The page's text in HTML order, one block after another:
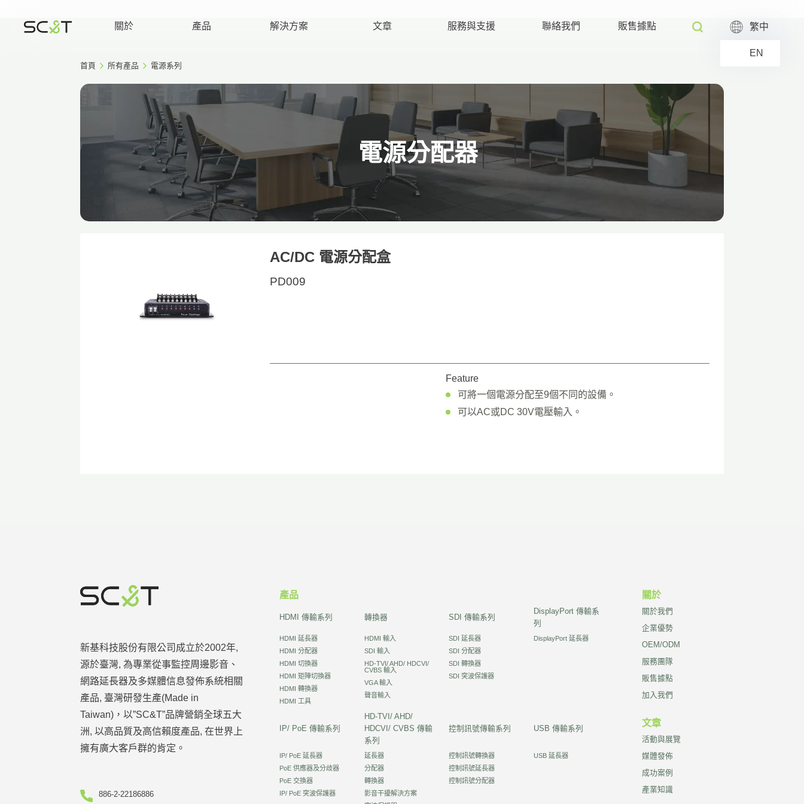
關於 產品 解決方案 文章 服務與支援 聯絡我們 販售據點 繁中
EN
首頁 所有產品 電源系列
電源分配器
AC/DC 電源分配盒
PD009
Feature
可將一個電源分配至9個不同的設備。
可以AC或DC 30V電壓輸入。
新基科技股份有限公司成立於2002年,
源於臺灣, 為專業從事監控周邊影音、
網路延長器及多媒體信息發佈系統相關
產品, 臺灣研發生產(Made in
Taiwan)，以”SC&T”品牌營銷全球五大
洲, 以高品質及高信賴度產品, 在世界上
擁有廣大客戶群的肯定。
886-2-22186886
產品
HDMI 傳輸系列 轉換器 SDI 傳輸系列
DisplayPort 傳輸系
列
HDMI 延長器
HDMI 分配器
HDMI 切換器
HDMI 矩陣切換器
HDMI 轉換器
HDMI 工具
HDMI 輸入
SDI 輸入
HD-TVI/ AHD/ HDCVI/
CVBS 輸入
VGA 輸入
聲音輸入
SDI 延長器
SDI 分配器
SDI 轉換器
SDI 突波保護器
DisplayPort 延長器
IP/ PoE 傳輸系列
HD-TVI/ AHD/
HDCVI/ CVBS 傳輸
系列
控制訊號傳輸系列 USB 傳輸系列
IP/ PoE 延長器
PoE 供應器及分歧器
PoE 交換器
IP/ PoE 突波保護器
延長器
分配器
轉換器
影音干擾解決方案
控制訊號轉換器
控制訊號延長器
控制訊號分配器
USB 延長器
關於
關於我們
企業優勢
OEM/ODM
服務團隊
販售據點
加入我們
文章
活動與展覽
媒體發佈
成功案例
產業知識